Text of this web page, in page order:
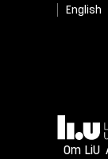
English
Hem
Om LiU